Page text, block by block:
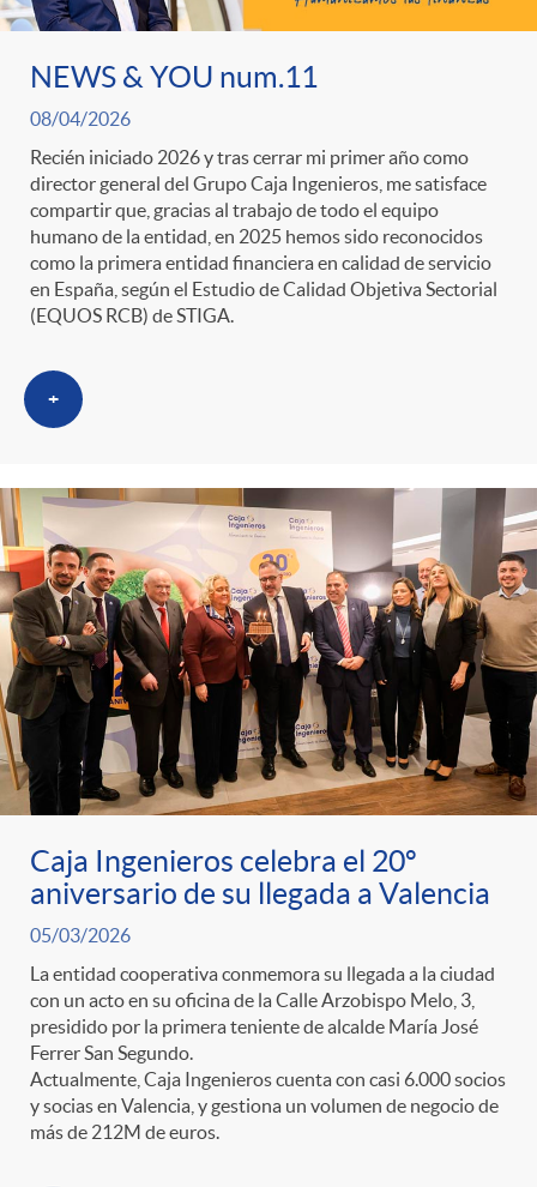
r
a
S
a
l
d
e
p
r
e
n
s
a
n
p
o
r
c
t
e
g
o
r
í
a
s
e
n
i
d
o
n
c
l
a
F
i
l
t
r
l
c
a
d
o
r
d
e
c
o
n
t
e
n
NEWS & YOU num.11
08/04/2026
Recién iniciado 2026 y tras cerrar mi primer año como
director general del Grupo Caja Ingenieros, me satisface
compartir que, gracias al trabajo de todo el equipo
humano de la entidad, en 2025 hemos sido reconocidos
como la primera entidad financiera en calidad de servicio
en España, según el Estudio de Calidad Objetiva Sectorial
(EQUOS RCB) de STIGA.
+
Caja Ingenieros celebra el 20º
aniversario de su llegada a Valencia
05/03/2026
La entidad cooperativa conmemora su llegada a la ciudad
con un acto en su oficina de la Calle Arzobispo Melo, 3,
presidido por la primera teniente de alcalde María José
Ferrer San Segundo.
Actualmente, Caja Ingenieros cuenta con casi 6.000 socios
y socias en Valencia, y gestiona un volumen de negocio de
más de 212M de euros.